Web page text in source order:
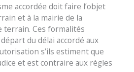
accordée doit faire l’objet
et à la mairie de la
terrain. Ces formalités
du délai accordé aux
s’ils estiment que
et est contraire aux règles